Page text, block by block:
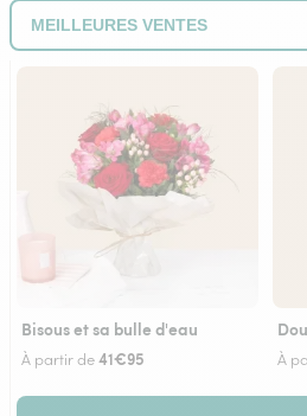
Bisous et sa bulle d'eau
À partir de41€95 À